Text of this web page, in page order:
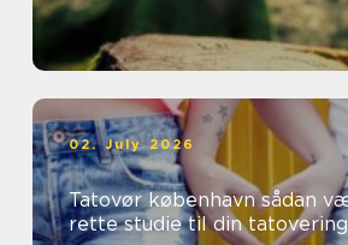
02. July 2026
Tatovør københavn sådan vælger du det
rette studie til din tatovering